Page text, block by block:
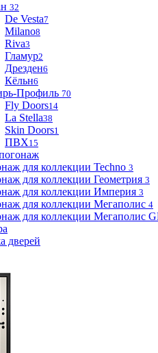
32
De Vesta7
Milano8
Riva3
Гламур2
Дрезден6
Кёльн6
Профиль 70
Fly Doors14
La Stella38
Skin Doors1
ПВХ15
для коллекции Techno 3
для коллекции Геометрия 3
для коллекции Империя 3
для коллекции Мегаполис 4
для коллекции Мегаполис
дверей